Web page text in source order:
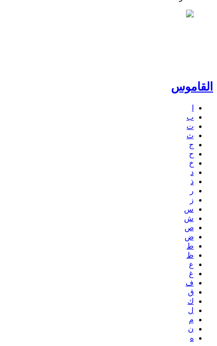
القاموس
ب
ت
ث
ج
ح
خ
د
ذ
ر
ز
س
ش
ص
ض
ط
ظ
ع
غ
ف
ق
ك
ل
م
ن
ه